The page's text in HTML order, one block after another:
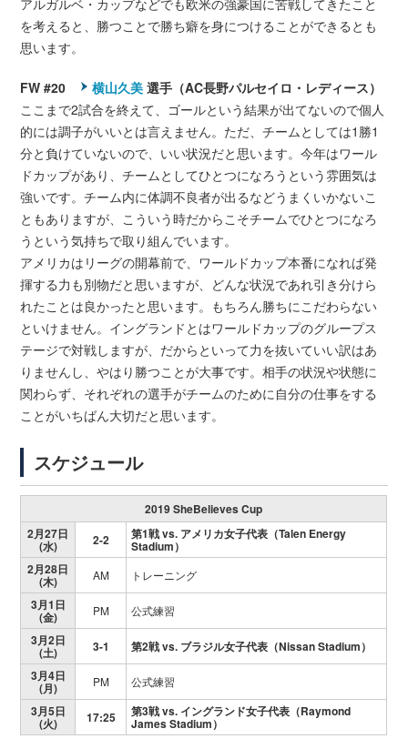
アルガルベ・カップなどでも欧米の強豪国に苦戦してきたこと
を考えると、勝つことで勝ち癖を身につけることができるとも
思います。
FW #20 横山久美 選手（AC長野パルセイロ・レディース）
ここまで2試合を終えて、ゴールという結果が出てないので個人
的には調子がいいとは言えません。ただ、チームとしては1勝1
分と負けていないので、いい状況だと思います。今年はワール
ドカップがあり、チームとしてひとつになろうという雰囲気は
強いです。チーム内に体調不良者が出るなどうまくいかないこ
ともありますが、こういう時だからこそチームでひとつになろ
うという気持ちで取り組んでいます。
アメリカはリーグの開幕前で、ワールドカップ本番になれば発
揮する力も別物だと思いますが、どんな状況であれ引き分けら
れたことは良かったと思います。もちろん勝ちにこだわらない
といけません。イングランドとはワールドカップのグループス
テージで対戦しますが、だからといって力を抜いていい訳はあ
りませんし、やはり勝つことが大事です。相手の状況や状態に
関わらず、それぞれの選手がチームのために自分の仕事をする
ことがいちばん大切だと思います。
スケジュール
2019 SheBelieves Cup
2月27日
(水) 2-2 第1戦 vs. アメリカ女子代表（Talen Energy
Stadium）
2月28日
(木) AM トレーニング
3月1日
(金) PM 公式練習
3月2日
(土) 3-1
第2戦 vs. ブラジル女子代表（Nissan Stadium）
3月4日
(月) PM 公式練習
3月5日
(火) 17:25 第3戦 vs. イングランド女子代表（Raymond
James Stadium）